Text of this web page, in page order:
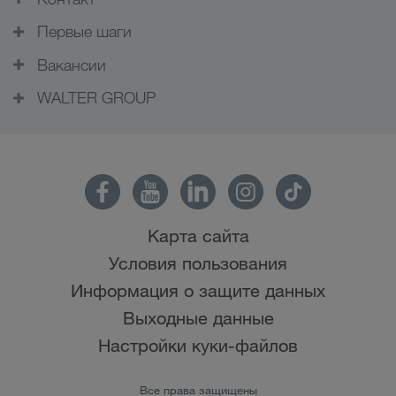
Первые шаги
Вакансии
WALTER GROUP
Карта сайта
Условия пользования
Информация о защите данных
Выходные данные
Настройки куки-файлов
Все права защищены